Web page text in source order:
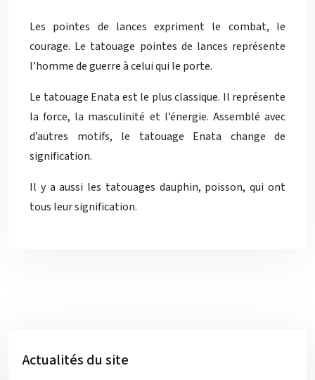
Les pointes de lances expriment le combat, le
courage. Le tatouage pointes de lances représente
l’homme de guerre à celui qui le porte.
Le tatouage Enata est le plus classique. Il représente
la force, la masculinité et l’énergie. Assemblé avec
d’autres motifs, le tatouage Enata change de
signification.
Il y a aussi les tatouages dauphin, poisson, qui ont
tous leur signification.
Actualités du site